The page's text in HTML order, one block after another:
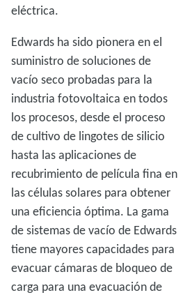
eléctrica.
Edwards ha sido pionera en el
suministro de soluciones de
vacío seco probadas para la
industria fotovoltaica en todos
los procesos, desde el proceso
de cultivo de lingotes de silicio
hasta las aplicaciones de
recubrimiento de película fina en
las células solares para obtener
una eficiencia óptima. La gama
de sistemas de vacío de Edwards
tiene mayores capacidades para
evacuar cámaras de bloqueo de
carga para una evacuación de